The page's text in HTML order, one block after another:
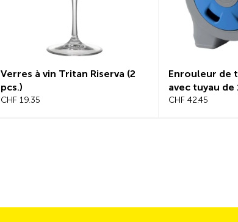
Verres à vin Tritan Riserva (2
pcs.)
CHF 19.35
Enrouleur de
avec tuyau de
CHF 42.45